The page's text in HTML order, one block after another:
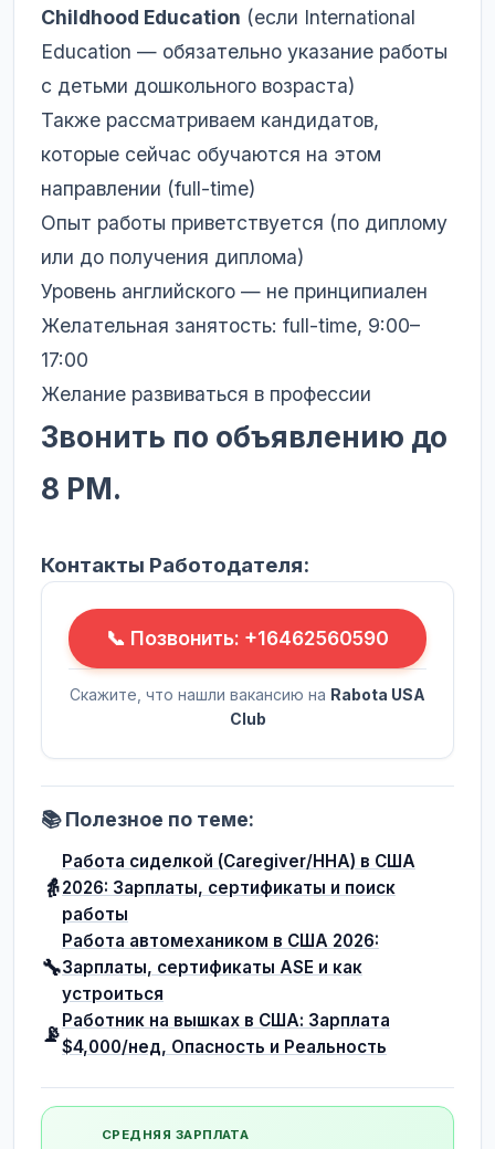
Childhood Education (если International
Education — обязательно указание работы
с детьми дошкольного возраста)
Также рассматриваем кандидатов,
которые сейчас обучаются на этом
направлении (full-time)
Опыт работы приветствуется (по диплому
или до получения диплома)
Уровень английского — не принципиален
Желательная занятость: full-time, 9:00–
17:00
Желание развиваться в профессии
Звонить по объявлению до
8 PM.
Контакты Работодателя:
📞 Позвонить: +16462560590
Скажите, что нашли вакансию на Rabota USA
Club
📚 Полезное по теме:
👵
Работа сиделкой (Caregiver/HHA) в США
2026: Зарплаты, сертификаты и поиск
работы
🔧
Работа автомехаником в США 2026:
Зарплаты, сертификаты ASE и как
устроиться
📡
Работник на вышках в США: Зарплата
$4,000/нед, Опасность и Реальность
СРЕДНЯЯ ЗАРПЛАТА